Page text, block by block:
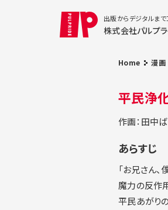
出版からデジタルま
株式会社パルプラ
Home 漫画
平民浄
作画：田中
あらすじ
「お兄さん
魔力の反作
平民あがり